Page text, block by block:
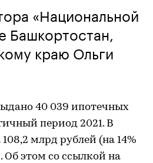
«Национальной
Башкортостан,
краю Ольги
40 039 ипотечных
период 2021. В
млрд рублей (на 14%
Об этом со ссылкой на